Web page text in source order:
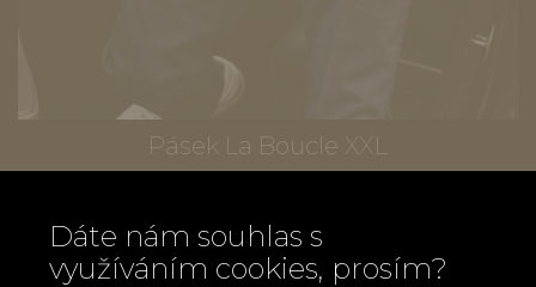
Pásek La Boucle XXL
Dáte nám souhlas s
využíváním cookies, prosím?